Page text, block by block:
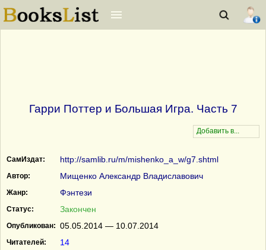
Гарри Поттер и Большая Игра. Часть 7
СамИздат: http://samlib.ru/m/mishenko_a_w/g7.shtml
Автор: Мищенко Александр Владиславович
Жанр: Фэнтези
Статус: Закончен
Опубликован: 05.05.2014 — 10.07.2014
Читателей: 14